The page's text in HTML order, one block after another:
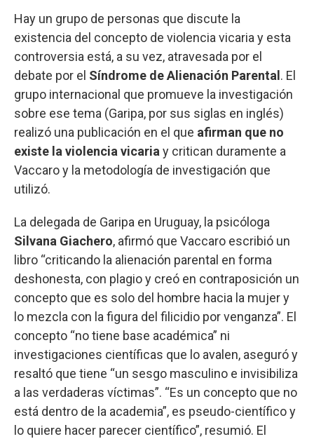
Hay un grupo de personas que discute la
existencia del concepto de violencia vicaria y esta
controversia está, a su vez, atravesada por el
debate por el Síndrome de Alienación Parental . El
grupo internacional que promueve la investigación
sobre ese tema (Garipa, por sus siglas en inglés)
realizó una publicación en el que afirman que no
existe la violencia vicariay critican duramente a
Vaccaro y la metodología de investigación que
utilizó.
La delegada de Garipa en Uruguay, la psicóloga
Silvana Giachero, afirmó que Vaccaro escribió un
libro “criticando la alienación parental en forma
deshonesta, con plagio y creó en contraposición un
concepto que es solo del hombre hacia la mujer y
lo mezcla con la figura del filicidio por venganza”. El
concepto “no tiene base académica” ni
investigaciones científicas que lo avalen, aseguró y
resaltó que tiene “un sesgo masculino e invisibiliza
a las verdaderas víctimas”. “Es un concepto que no
está dentro de la academia”, es pseudo-científico y
lo quiere hacer parecer científico”, resumió. El